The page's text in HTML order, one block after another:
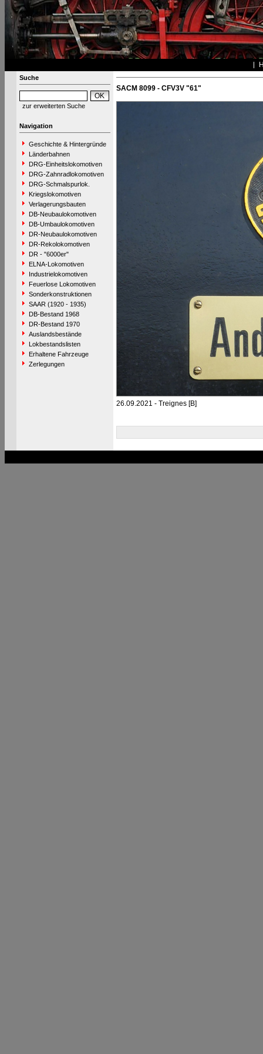
Suche
zur erweiterten Suche
Navigation
Geschichte & Hintergründe
Länderbahnen
DRG-Einheitslokomotiven
DRG-Zahnradlokomotiven
DRG-Schmalspurlok.
Kriegslokomotiven
Verlagerungsbauten
DB-Neubaulokomotiven
DB-Umbaulokomotiven
DR-Neubaulokomotiven
DR-Rekolokomotiven
DR - "6000er"
ELNA-Lokomotiven
Industrielokomotiven
Feuerlose Lokomotiven
Sonderkonstruktionen
SAAR (1920 - 1935)
DB-Bestand 1968
DR-Bestand 1970
Auslandsbestände
Lokbestandslisten
Erhaltene Fahrzeuge
Zerlegungen
SACM 8099 - CFV3V "61"
26.09.2021 - Treignes [B]